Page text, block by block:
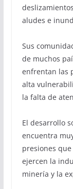
aludes e
Sus
de muchos
enfrentan las
alta
la falta de
El desarrollo
encuentra
presiones
ejercen la
minería y la